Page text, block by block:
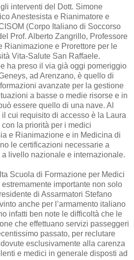
interventi del Dott. Simone
Anestesista e Rianimatore e
(Corpo Italiano di Soccorso
Prof. Alberto Zangrillo, Professore
Rianimazione e Prorettore per le
Vita-Salute San Raffaele.
ha preso il via già oggi pomeriggio
ad Arenzano, è quello di
avanzate per la gestione
a basse o medie risorse e in
essere quello di una nave. Al
cui requisito di accesso è la Laura
la priorità per i medici
e Rianimazione e in Medicina di
le certificazioni necessarie a
livello nazionale e internazionale.
Scuola di Formazione per Medici
importante non solo
di Assarmatori Stefano
anche per l’armamento italiano
infatti ben note le difficoltà che le
che effettuano servizi passeggeri
passato, per reclutare
esclusivamente alla carenza
e medici in generale disposti ad